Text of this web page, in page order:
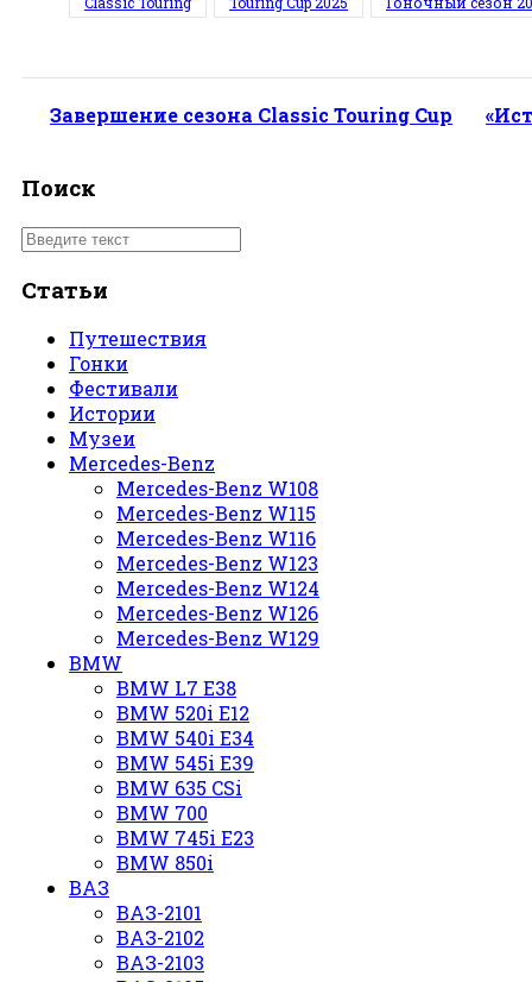
Завершение сезона Classic Touring Cup
Поиск
Статьи
Путешествия
Гонки
Фестивали
Истории
Музеи
Mercedes-Benz
Mercedes-Benz W108
Mercedes-Benz W115
Mercedes-Benz W116
Mercedes-Benz W123
Mercedes-Benz W124
Mercedes-Benz W126
Mercedes-Benz W129
BMW
BMW L7 E38
BMW 520i E12
BMW 540i E34
BMW 545i E39
BMW 635 CSi
BMW 700
BMW 745i E23
BMW 850i
ВАЗ
ВАЗ-2101
ВАЗ-2102
ВАЗ-2103